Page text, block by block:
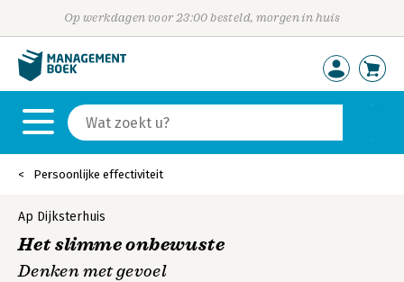
Op werkdagen voor 23:00 besteld, morgen in huis
Persoonlijke effectiviteit
Ap Dijksterhuis
Het slimme onbewuste
Denken met gevoel